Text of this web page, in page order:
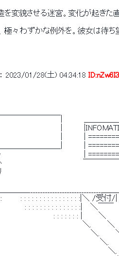
せる迷宮。変化が起きた直
かな例外を。彼女は待ち望む
： 2023/01/28(土) 04:34:18
　 　 　 　 　 |　　　　
　 　 　 　　 　 |　　　　|
＿＿＿＿＿|　　　　|
　 　 　 　 　 　 　 　 　|
　　　　　　　　 　 　　　￣￣￣
　 　　　　　　 　 　 　　　　　　
　　　　　　　　　　　 　 　 　　　
＿______________________________
　　 : : : : : : : : : : : : : : : :|＼ /受付/
　 　　: : : : : : : : : : : : : : :| 　＼￣￣
　　　　＼::|　　
　　　＼＿＿
＿＿＿＿
: : : : : : : : : :
: : : : : : : :